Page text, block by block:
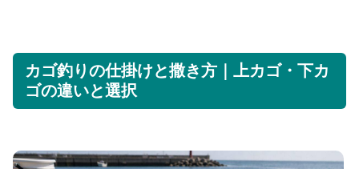
カゴ釣りの仕掛けと撒き方｜上カゴ・下カ
ゴの違いと選択